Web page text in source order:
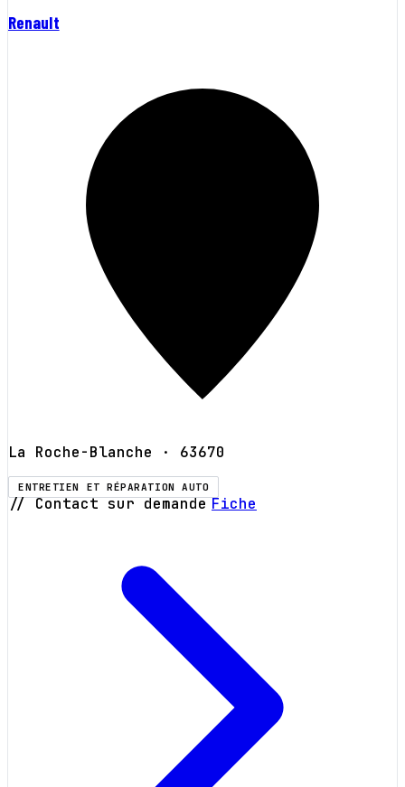
Renault
La Roche-Blanche · 63670
ENTRETIEN ET RÉPARATION AUTO
// Contact sur demande Fiche